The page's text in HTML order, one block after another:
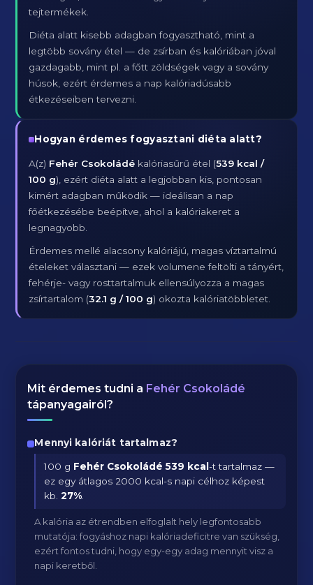
tejtermékek.
Diéta alatt kisebb adagban fogyasztható, mint a
legtöbb sovány étel — de zsírban és kalóriában jóval
gazdagabb, mint pl. a főtt zöldségek vagy a sovány
húsok, ezért érdemes a nap kalóriadúsabb
étkezéseiben tervezni.
Hogyan érdemes fogyasztani diéta alatt?
A(z) Fehér Csokoládé kalóriasűrű étel (539 kcal /
100 g), ezért diéta alatt a legjobban kis, pontosan
kimért adagban működik — ideálisan a nap
főétkezésébe beépítve, ahol a kalóriakeret a
legnagyobb.
Érdemes mellé alacsony kalóriájú, magas víztartalmú
ételeket választani — ezek volumene feltölti a tányért,
fehérje- vagy rosttartalmuk ellensúlyozza a magas
zsírtartalom (32.1 g / 100 g) okozta kalóriatöbbletet.
Mit érdemes tudni a Fehér Csokoládé
tápanyagairól?
Mennyi kalóriát tartalmaz?
100 g Fehér Csokoládé 539 kcal-t tartalmaz —
ez egy átlagos 2000 kcal-s napi célhoz képest
kb.27%
A kalória az étrendben elfoglalt hely legfontosabb
mutatója: fogyáshoz napi kalóriadeficitre van szükség,
ezért fontos tudni, hogy egy-egy adag mennyit visz a
napi keretből.